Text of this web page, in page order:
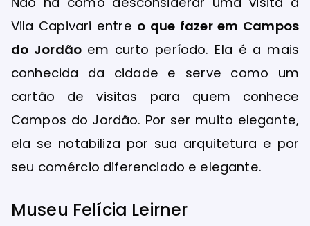
Vila Capivari entre o que fazer em Campos
do Jordão em curto período. Ela é a mais
conhecida da cidade e serve como um
cartão de visitas para quem conhece
Campos do Jordão. Por ser muito elegante,
ela se notabiliza por sua arquitetura e por
seu comércio diferenciado e elegante.
Museu Felícia Leirner